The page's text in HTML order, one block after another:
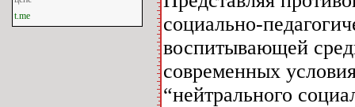
t.me
социально-
воспитывающей
современных
“нейтрального